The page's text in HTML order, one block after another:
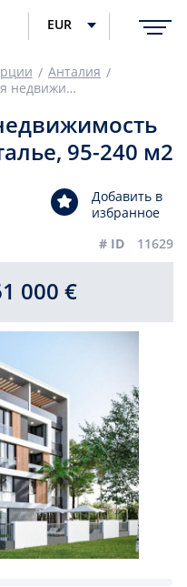
EUR
Анталия
Инвестиционная недвижимость в Коньяалты, в Анталье, 95-240 м2
95-240 м2
Добавить в
избранное
# ID
11629
000 €